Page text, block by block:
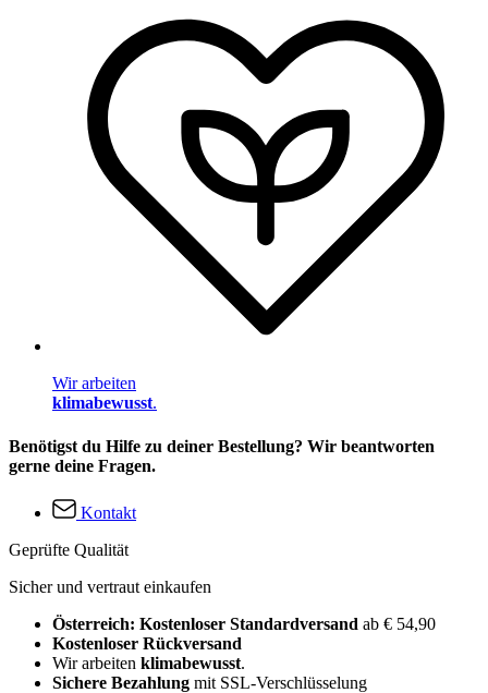
Wir arbeiten
klimabewusst.
Benötigst du Hilfe zu deiner Bestellung? Wir beantworten
gerne deine Fragen.
Kontakt
Geprüfte Qualität
Sicher und vertraut einkaufen
Österreich: Kostenloser Standardversand ab € 54,90
Kostenloser Rückversand
Wir arbeiten klimabewusst.
Sichere Bezahlung mit SSL-Verschlüsselung